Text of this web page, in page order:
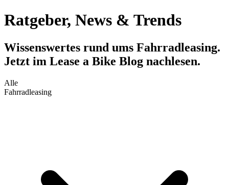
Ratgeber, News & Trends
Wissenswertes rund ums Fahrradleasing.
Jetzt im Lease a Bike Blog nachlesen.
Alle
Fahrradleasing